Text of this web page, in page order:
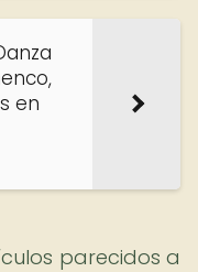
en
parecidos a